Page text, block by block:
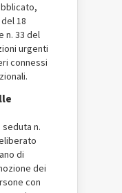
18
n. 33 del
urgenti
connessi
n.
di
dei
con